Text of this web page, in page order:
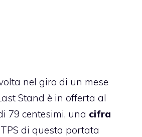
nel giro di un mese
Stand è in offerta al
79 centesimi, una cifra
di questa portata